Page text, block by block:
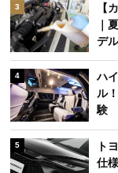
3
【
｜
デ
4
ハ
ル
験
5
ト
仕